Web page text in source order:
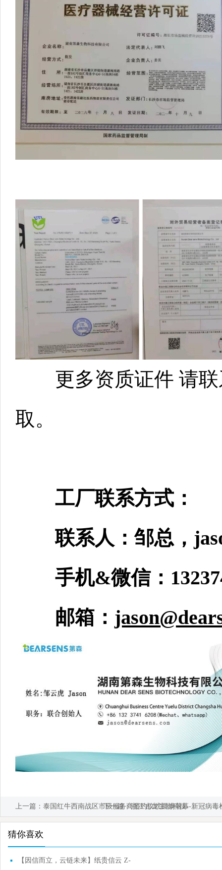
更多资质证件 请
取。
工厂联系方式：
联系人：邹总，
手机&微信：
邮箱：
上一篇： 泰国红牛西南战区市级服务商签约仪式圆满落幕
下一篇：浙江吉龙生物科技--新冠病毒
猜你喜欢
【因信而立，云链未来】纸贵信云 Z-